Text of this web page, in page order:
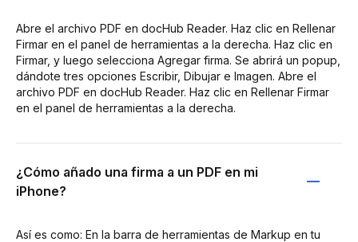
Abre el archivo PDF en docHub Reader. Haz clic en Rellenar
Firmar en el panel de herramientas a la derecha. Haz clic en
Firmar, y luego selecciona Agregar firma. Se abrirá un popup,
dándote tres opciones Escribir, Dibujar e Imagen. Abre el
archivo PDF en docHub Reader. Haz clic en Rellenar Firmar
en el panel de herramientas a la derecha.
¿Cómo añado una firma a un PDF en mi
iPhone?
Así es como: En la barra de herramientas de Markup en tu